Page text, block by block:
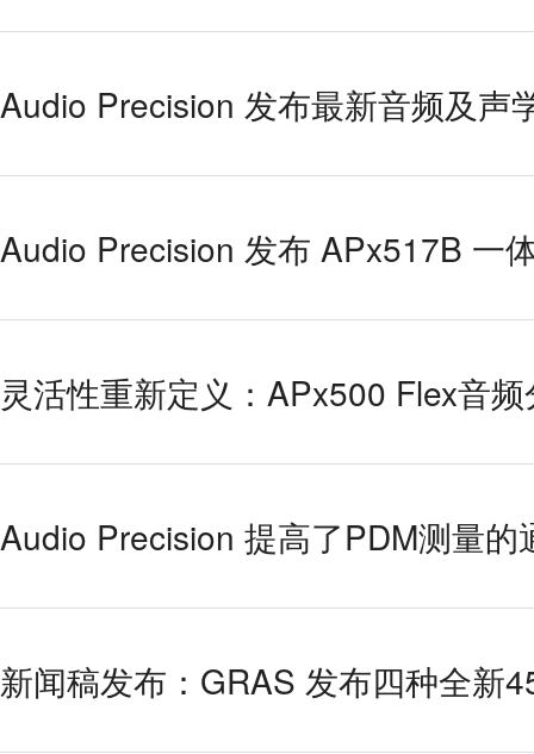
Audio Precision 发布最新音频及声
Audio Precision 发布 APx517B 一
灵活性重新定义：APx500 Flex音
Audio Precision 提高了PDM测量的
新闻稿发布：GRAS 发布四种全新